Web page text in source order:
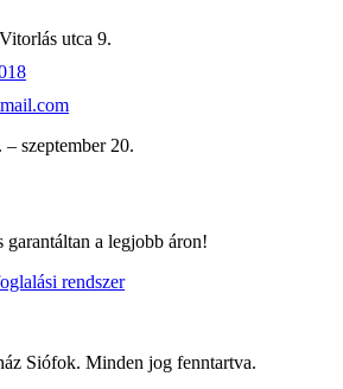
utca 9.
szeptember 20.
a legjobb áron!
rendszer
Siófok. Minden jog fenntartva.